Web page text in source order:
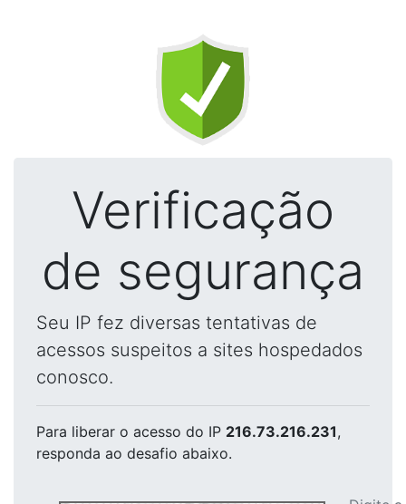
Verificação
de segurança
Seu IP fez diversas tentativas de
acessos suspeitos a sites hospedados
conosco.
Para liberar o acesso do IP 216.73.216.231,
responda ao desafio abaixo.